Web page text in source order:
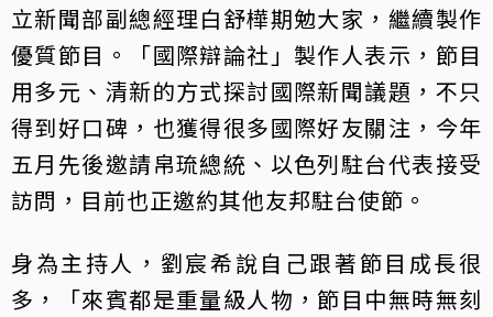
立新聞部副總經理白舒樺期勉大家，繼續製作
優質節目。「國際辯論社」製作人表示，節目
用多元、清新的方式探討國際新聞議題，不只
得到好口碑，也獲得很多國際好友關注，今年
五月先後邀請帛琉總統、以色列駐台代表接受
訪問，目前也正邀約其他友邦駐台使節。
身為主持人，劉宸希說自己跟著節目成長很
多，「來賓都是重量級人物，節目中無時無刻